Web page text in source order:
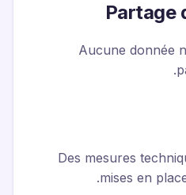
Aucune donnée
Des mesures
mises en